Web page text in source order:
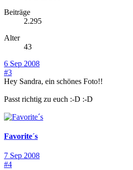
Beiträge
2.295
Alter
43
6 Sep 2008
#3
Hey Sandra, ein schönes Foto!!
Passt richtig zu euch :-D :-D
Favorite´s
7 Sep 2008
#4